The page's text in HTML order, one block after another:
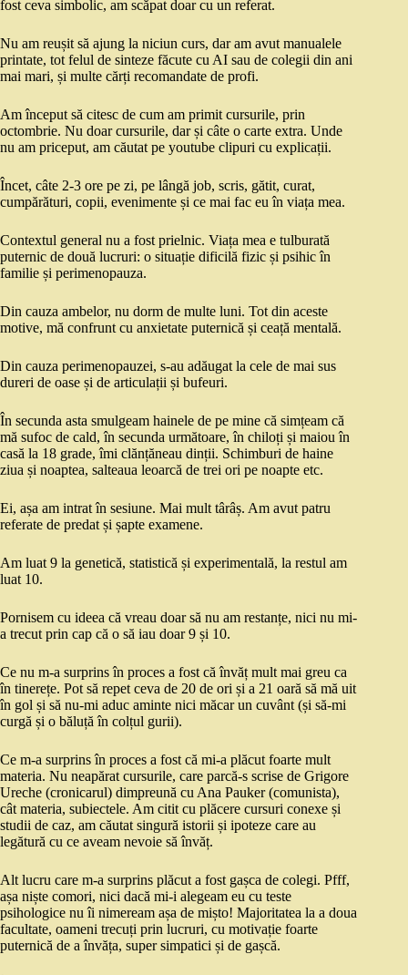
fost ceva simbolic, am scăpat doar cu un referat.
Nu am reușit să ajung la niciun curs, dar am avut manualele
printate, tot felul de sinteze făcute cu AI sau de colegii din ani
mai mari, și multe cărți recomandate de profi.
Am început să citesc de cum am primit cursurile, prin
octombrie. Nu doar cursurile, dar și câte o carte extra. Unde
nu am priceput, am căutat pe youtube clipuri cu explicații.
Încet, câte 2-3 ore pe zi, pe lângă job, scris, gătit, curat,
cumpărături, copii, evenimente și ce mai fac eu în viața mea.
Contextul general nu a fost prielnic. Viața mea e tulburată
puternic de două lucruri: o situație dificilă fizic și psihic în
familie și perimenopauza.
Din cauza ambelor, nu dorm de multe luni. Tot din aceste
motive, mă confrunt cu anxietate puternică și ceață mentală.
Din cauza perimenopauzei, s-au adăugat la cele de mai sus
dureri de oase și de articulații și bufeuri.
În secunda asta smulgeam hainele de pe mine că simțeam că
mă sufoc de cald, în secunda următoare, în chiloți și maiou în
casă la 18 grade, îmi clănțăneau dinții. Schimburi de haine
ziua și noaptea, salteaua leoarcă de trei ori pe noapte etc.
Ei, așa am intrat în sesiune. Mai mult târâș. Am avut patru
referate de predat și șapte examene.
Am luat 9 la genetică, statistică și experimentală, la restul am
luat 10.
Pornisem cu ideea că vreau doar să nu am restanțe, nici nu mi-
a trecut prin cap că o să iau doar 9 și 10.
Ce nu m-a surprins în proces a fost că învăț mult mai greu ca
în tinerețe. Pot să repet ceva de 20 de ori și a 21 oară să mă uit
în gol și să nu-mi aduc aminte nici măcar un cuvânt (și să-mi
curgă și o băluță în colțul gurii).
Ce m-a surprins în proces a fost că mi-a plăcut foarte mult
materia. Nu neapărat cursurile, care parcă-s scrise de Grigore
Ureche (cronicarul) dimpreună cu Ana Pauker (comunista),
cât materia, subiectele. Am citit cu plăcere cursuri conexe și
studii de caz, am căutat singură istorii și ipoteze care au
legătură cu ce aveam nevoie să învăț.
Alt lucru care m-a surprins plăcut a fost gașca de colegi. Pfff,
așa niște comori, nici dacă mi-i alegeam eu cu teste
psihologice nu îi nimeream așa de mișto! Majoritatea la a doua
facultate, oameni trecuți prin lucruri, cu motivație foarte
puternică de a învăța, super simpatici și de gașcă.